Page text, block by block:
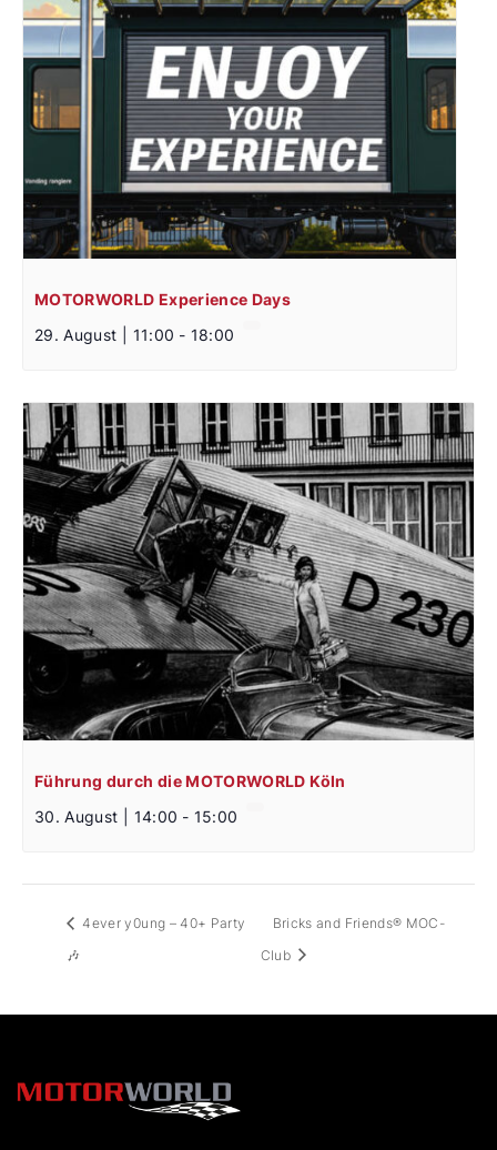
MOTORWORLD Experience Days
29. August | 11:00 - 18:00
Führung durch die MOTORWORLD Köln
30. August | 14:00 - 15:00
4ever y0ung – 40+ Party
🎶
Bricks and Friends® MOC-
Club